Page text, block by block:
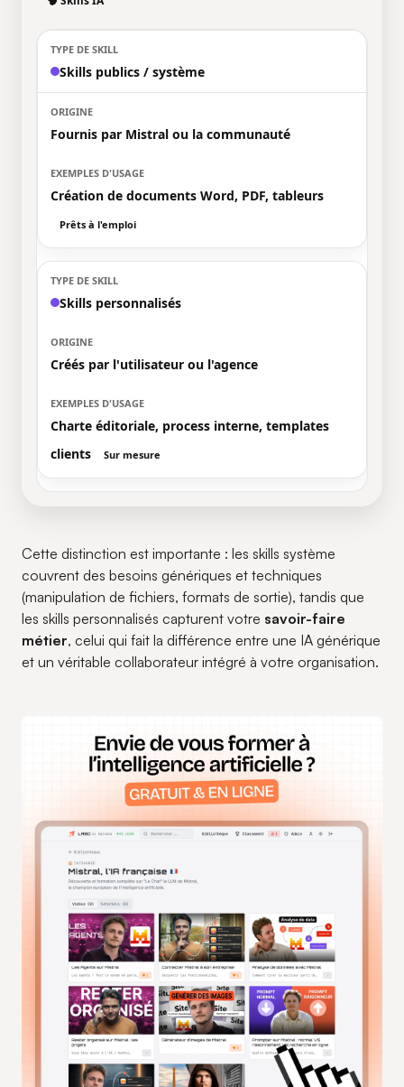
Skills publics / système
Fournis par Mistral ou la communauté
Création de documents Word, PDF, tableurs
Prêts à l'emploi
Skills personnalisés
Créés par l'utilisateur ou l'agence
Charte éditoriale, process interne, templates
clients
Sur mesure
Cette distinction est importante : les skills système
couvrent des besoins génériques et techniques
(manipulation de fichiers, formats de sortie), tandis que
les skills personnalisés capturent votre savoir-faire
métier, celui qui fait la différence entre une IA générique
et un véritable collaborateur intégré à votre organisation.